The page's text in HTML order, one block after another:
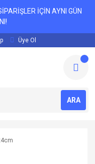
İÇİN AYNI GÜN
Üye Ol
ARA